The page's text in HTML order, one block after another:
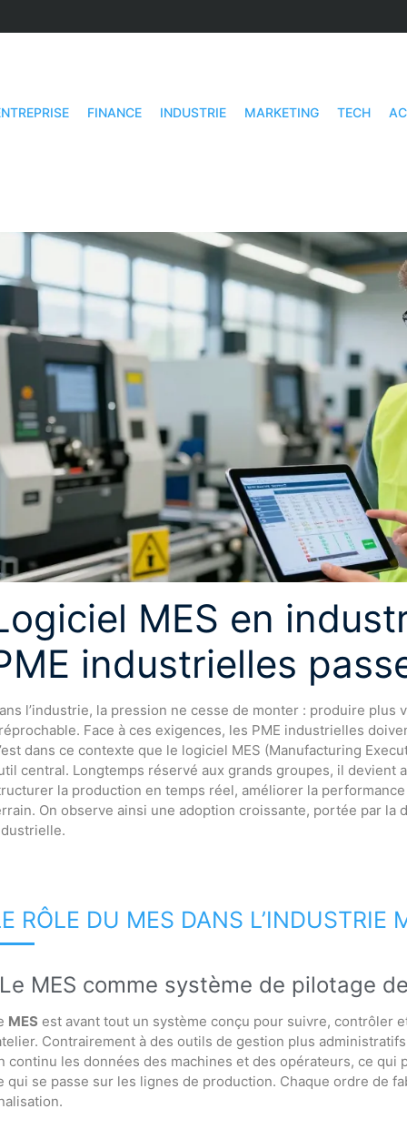
FINANCE INDUSTRIE MARKETING TECH
MES en
industrielles
l’industrie, la pression ne cesse de monter : produire
Face à ces exigences, les PME industrielles
dans ce contexte que le logiciel MES (Manufacturing
central. Longtemps réservé aux grands groupes, il devient
la production en temps réel, améliorer la
On observe ainsi une adoption croissante, portée par
RÔLE DU MES DANS L’INDUSTRIE
Le MES comme système de pilotage
MES est avant tout un système conçu pour suivre, contrôler
Contrairement à des outils de gestion plus
continu les données des machines et des opérateurs, ce qui
qui se passe sur les lignes de production. Chaque ordre de